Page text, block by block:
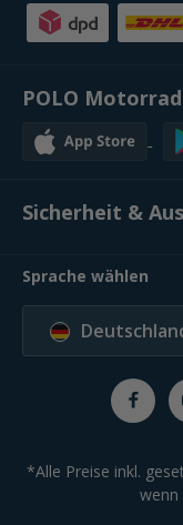
POLO
Sicherheit &
Sprache wählen
*Alle Preise inkl.
wenn